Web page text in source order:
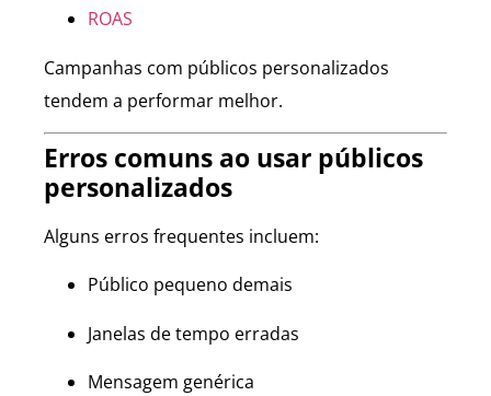
ROAS
Campanhas com públicos personalizados
tendem a performar melhor.
Erros comuns ao usar públicos
personalizados
Alguns erros frequentes incluem:
Público pequeno demais
Janelas de tempo erradas
Mensagem genérica